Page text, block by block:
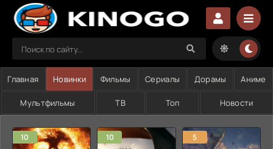
Главная Новинки Фильмы Сериалы Дорамы Аниме
Мультфильмы ТВ Топ Новости
10 10 5